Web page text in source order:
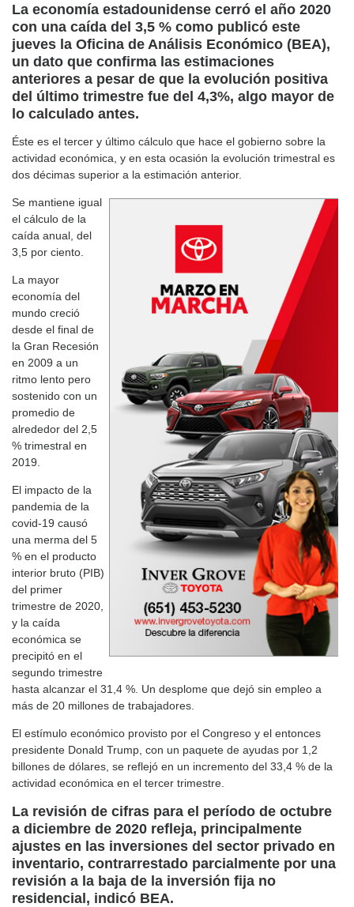
La economía estadounidense cerró el año 2020
con una caída del 3,5 % como publicó este
jueves la Oficina de Análisis Económico (BEA),
un dato que confirma las estimaciones
anteriores a pesar de que la evolución positiva
del último trimestre fue del 4,3%, algo mayor de
lo calculado antes.
Éste es el tercer y último cálculo que hace el gobierno sobre la
actividad económica, y en esta ocasión la evolución trimestral es
dos décimas superior a la estimación anterior.
Se mantiene igual
el cálculo de la
caída anual, del
3,5 por ciento.
La mayor
economía del
mundo creció
desde el final de
la Gran Recesión
en 2009 a un
ritmo lento pero
sostenido con un
promedio de
alrededor del 2,5
% trimestral en
2019.
El impacto de la
pandemia de la
covid-19 causó
una merma del 5
% en el producto
interior bruto (PIB)
del primer
trimestre de 2020,
y la caída
económica se
precipitó en el
segundo trimestre
hasta alcanzar el 31,4 %. Un desplome que dejó sin empleo a
más de 20 millones de trabajadores.
El estímulo económico provisto por el Congreso y el entonces
presidente Donald Trump, con un paquete de ayudas por 1,2
billones de dólares, se reflejó en un incremento del 33,4 % de la
actividad económica en el tercer trimestre.
La revisión de cifras para el período de octubre
a diciembre de 2020 refleja, principalmente
ajustes en las inversiones del sector privado en
inventario, contrarrestado parcialmente por una
revisión a la baja de la inversión fija no
residencial, indicó BEA.